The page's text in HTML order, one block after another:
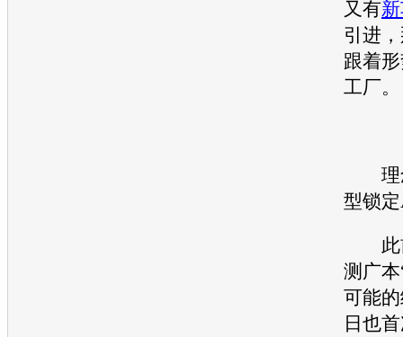
又有
引进
跟着
工厂。
理
型锁
此
测广
可能
日也